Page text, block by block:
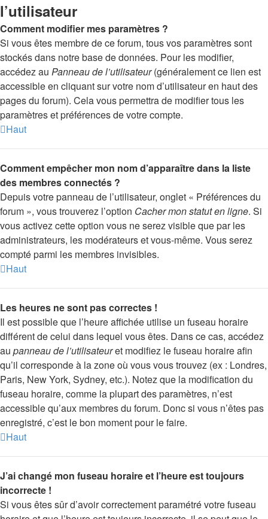
l’utilisateur
Comment modifier mes paramètres ?
Si vous êtes membre de ce forum, tous vos paramètres sont
stockés dans notre base de données. Pour les modifier,
accédez au Panneau de l’utilisateur(généralement ce lien est
accessible en cliquant sur votre nom d’utilisateur en haut des
pages du forum). Cela vous permettra de modifier tous les
paramètres et préférences de votre compte.
Haut
Comment empêcher mon nom d’apparaître dans la liste
des membres connectés ?
Depuis votre panneau de l’utilisateur, onglet « Préférences du
forum », vous trouverez l’option Cacher mon statut en ligne. Si
vous activez cette option vous ne serez visible que par les
administrateurs, les modérateurs et vous-même. Vous serez
compté parmi les membres invisibles.
Haut
Les heures ne sont pas correctes !
Il est possible que l’heure affichée utilise un fuseau horaire
différent de celui dans lequel vous êtes. Dans ce cas, accédez
au panneau de l’utilisateuret modifiez le fuseau horaire afin
qu’il corresponde à la zone où vous vous trouvez (ex : Londres,
Paris, New York, Sydney, etc.). Notez que la modification du
fuseau horaire, comme la plupart des paramètres, n’est
accessible qu’aux membres du forum. Donc si vous n’êtes pas
enregistré, c’est le bon moment pour le faire.
Haut
J’ai changé mon fuseau horaire et l’heure est toujours
incorrecte !
Si vous êtes sûr d’avoir correctement paramétré votre fuseau